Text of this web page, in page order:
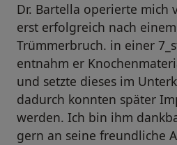
Dr. Bartella operierte mich
erst erfolgreich nach
Trümmerbruch. in einer
entnahm er
und setzte dieses im
dadurch konnten später
werden. Ich bin ihm
gern an seine freundliche